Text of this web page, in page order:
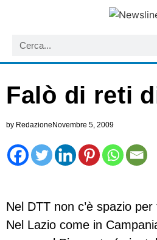
Falò di reti
by RedazioneNovembre 5, 2009
Nel DTT non c’è spazio
Nel Lazio come in